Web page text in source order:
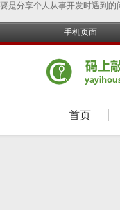
是分享个人从事开发时遇到的
手机页面
首页